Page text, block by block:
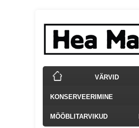
VÄRVID
KONSERVEERIMINE
MÖÖBLITARVIKUD